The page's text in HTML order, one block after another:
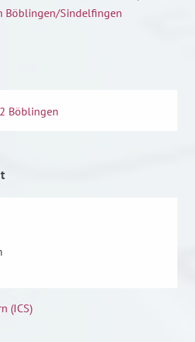
Böblingen/Sindelfingen
Böblingen
(ICS)